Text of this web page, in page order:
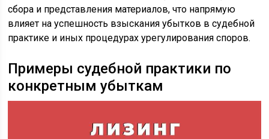
сбора и представления материалов, что напрямую
влияет на успешность взыскания убытков в судебной
практике и иных процедурах урегулирования споров.
Примеры судебной практики по
конкретным убыткам